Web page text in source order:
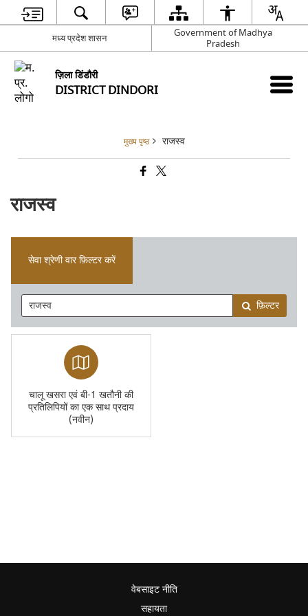
मध्य प्रदेश शासन
Government of Madhya
Pradesh
ज़िला डिंडौरी
DISTRICT DINDORI
मुख्य पृष्ठ राजस्व
राजस्व
सेवा श्रेणी वार फ़िल्टर करें
फ़िल्टर
चालू खसरा एवं बी-1 खतौनी की
प्रतिलिपियों का एक साथ प्रदाय
(नवीन)
वेबसाइट नीति
सहायता